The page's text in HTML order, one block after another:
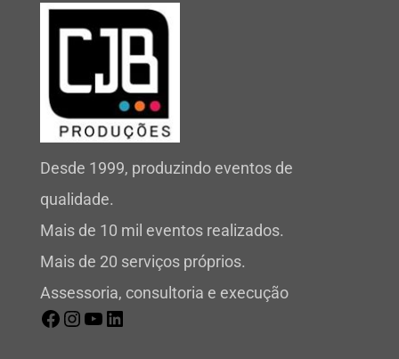
Desde 1999, produzindo eventos de
qualidade.
Mais de 10 mil eventos realizados.
Mais de 20 serviços próprios.
Assessoria, consultoria e execução